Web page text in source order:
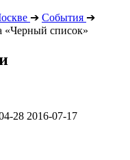
➔ События ➔
«Черный список»
28 2016-07-17